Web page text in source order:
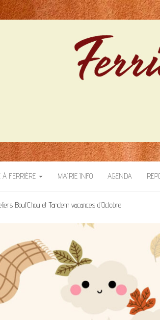
– FERRIERE
À FERRIÈRE MAIRIE INFO AGENDA
Bout’Chou et Tandem vacances d’Octobre